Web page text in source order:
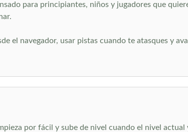
para principiantes, niños y jugadores que
el navegador, usar pistas cuando te atasques y
por fácil y sube de nivel cuando el nivel